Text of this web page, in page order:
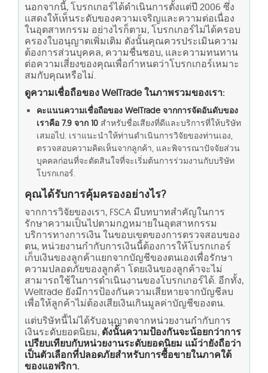
นอกจากนี้, โบรกเกอร์ได้ดำเนินการตั้งแต่ปี 2006 ซึ่ง
แสดงให้เห็นระดับของความเจริญและความต่อเนื่อง
ในอุตสาหกรรม อย่างไรก็ตาม, โบรกเกอร์ไม่ได้ครอบ
ครองใบอนุญาตเพิ่มเติม ดังนั้นคุณควรประเมินความ
ต้องการส่วนบุคคล, ความชื่นชอบ, และความทนทาน
ต่อความเสี่ยงของคุณเพื่อกำหนดว่าโบรกเกอร์เหมาะ
สมกับคุณหรือไม่.
ดูความเชื่อถือของ WelTrade ในภาพรวมของเรา:
คะแนนความเชื่อถือของ WelTrade จากการจัดอันดับของ
เราคือ 7.9 จาก 10 สำหรับชื่อเสียงที่ดีและบริการที่ให้บริษัท
เสมอไป. เราแนะนำให้ท่านดำเนินการวิจัยของท่านเอง,
ตรวจสอบความคิดเห็นจากลูกค้า, และพิจารณาปัจจัยส่วน
บุคคลก่อนที่จะตัดสินใจที่จะเริ่มต้นการร่วมงานกับบริษัท
โบรกเกอร์.
คุณได้รับการคุ้มครองอย่างไร?
จากการวิจัยของเรา, FSCA มีบทบาทสำคัญในการ
รักษาความเป็นไปตามกฎหมายในอุตสาหกรรม
บริการทางการเงิน ในขอบเขตของการตรวจสอบของ
ตน, หน่วยงานกำกับการเงินนี้ต้องการให้โบรกเกอร์
เก็บเงินของลูกค้าแยกจากบัญชีของตนเองเพื่อรักษา
ความปลอดภัยของลูกค้า โดยเงินของลูกค้าจะไม่
สามารถใช้ในการดำเนินงานของโบรกเกอร์ได้. อีกทั้ง,
Weltrade ยังมีการป้องกันความเสียหายจากบัญชีลบ
เพื่อให้ลูกค้าไม่ต้องเสียเงินเกินมูลค่าบัญชีของตน.
แต่บริษัทนี้ไม่ได้รับอนุญาตจากหน่วยงานกำกับการ
เงินระดับยอดนิยม, ดังนั้นความป้องกันจะน้อยกว่าการ
เปรียบเทียบกับหน่วยงานระดับยอดนิยม แม้ว่ายังถือว่า
เป็นตัวเลือกที่ปลอดภัยสำหรับการซื้อขายในภาคใต้
ของแอฟริกา.